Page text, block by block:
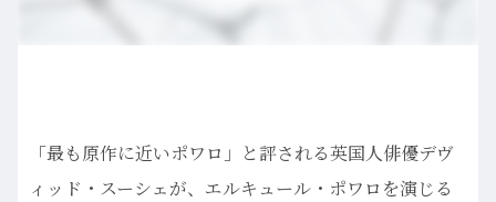
「最も原作に近いポワロ」と評される英国人俳優デヴ
ィッド・スーシェが、エルキュール・ポワロを演じる